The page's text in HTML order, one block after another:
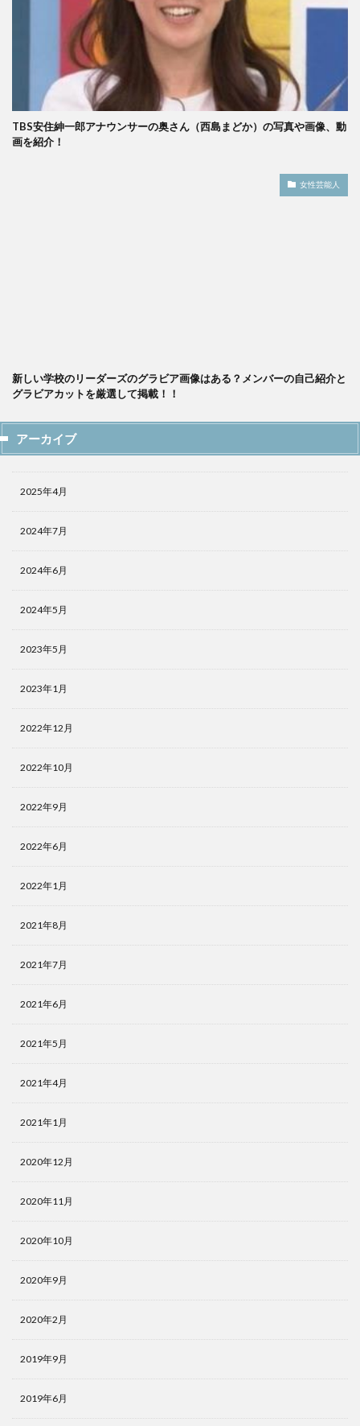
TBS安住紳一郎アナウンサーの奥さん（西島まどか）の写真や画像、動
画を紹介！
女性芸能人
新しい学校のリーダーズのグラビア画像はある？メンバーの自己紹介と
グラビアカットを厳選して掲載！！
アーカイブ
2025年4月
2024年7月
2024年6月
2024年5月
2023年5月
2023年1月
2022年12月
2022年10月
2022年9月
2022年6月
2022年1月
2021年8月
2021年7月
2021年6月
2021年5月
2021年4月
2021年1月
2020年12月
2020年11月
2020年10月
2020年9月
2020年2月
2019年9月
2019年6月